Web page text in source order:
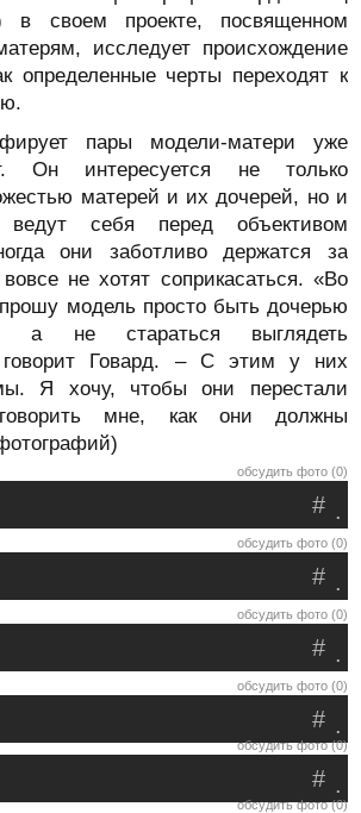
в своем проекте, посвященном
исследует происхождение
определенные черты переходят к
пары модели-матери уже
Он интересуется не только
матерей и их дочерей, но и
себя перед объективом
они заботливо держатся за
не хотят соприкасаться. «Во
модель просто быть дочерью
а не стараться выглядеть
говорит Говард. – С этим у них
Я хочу, чтобы они перестали
мне, как они должны
обсудить фото (0)
.
#
обсудить фото (0)
.
#
обсудить фото (0)
.
#
обсудить фото (0)
.
#
обсудить фото (0)
.
#
обсудить фото (0)